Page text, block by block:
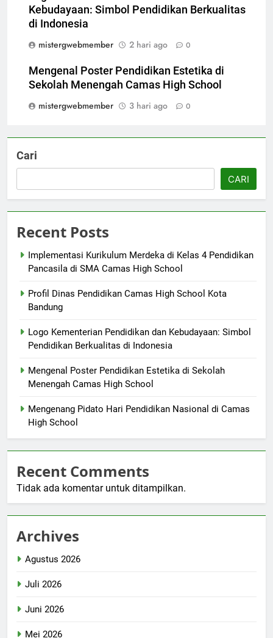
Kebudayaan: Simbol Pendidikan Berkualitas
di Indonesia
mistergwebmember
2 hari ago 0
Mengenal Poster Pendidikan Estetika di
Sekolah Menengah Camas High School
mistergwebmember
3 hari ago 0
Cari
CARI
Recent Posts
Implementasi Kurikulum Merdeka di Kelas 4 Pendidikan
Pancasila di SMA Camas High School
Profil Dinas Pendidikan Camas High School Kota
Bandung
Logo Kementerian Pendidikan dan Kebudayaan: Simbol
Pendidikan Berkualitas di Indonesia
Mengenal Poster Pendidikan Estetika di Sekolah
Menengah Camas High School
Mengenang Pidato Hari Pendidikan Nasional di Camas
High School
Recent Comments
Tidak ada komentar untuk ditampilkan.
Archives
Agustus 2026
Juli 2026
Juni 2026
Mei 2026